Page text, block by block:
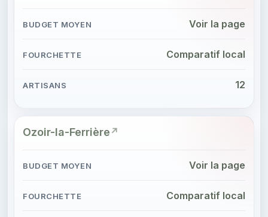
Voir la page
Comparatif local
12
Ozoir-la-Ferrière
Voir la page
Comparatif local